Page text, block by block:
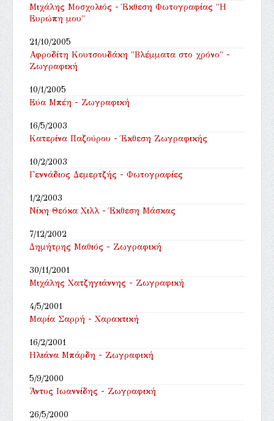
Μιχάλης Μοσχολιός - Έκθεση Φωτογραφίας "Η
Ευρώπη μου"
21/10/2005
Αφροδίτη Κουτσουδάκη "Βλέμματα στο χρόνο" -
Ζωγραφική
10/1/2005
Εύα Μπέη - Ζωγραφική
16/5/2003
Κατερίνα Παζούρου - Έκθεση Ζωγραφικής
10/2/2003
Γεννάδιος Δεμερτζής - Φωτογραφίες
1/2/2003
Νίκη Θεόκα Χιλλ - Έκθεση Μάσκας
7/12/2002
Δημήτρης Μαθιός - Ζωγραφική
30/11/2001
Μιχάλης Χατζηγιάννης - Ζωγραφική
4/5/2001
Μαρία Σαρρή - Χαρακτική
16/2/2001
Ηλιάνα Μπάρδη - Ζωγραφική
5/9/2000
Άντυς Ιωαννίδης - Ζωγραφική
26/5/2000